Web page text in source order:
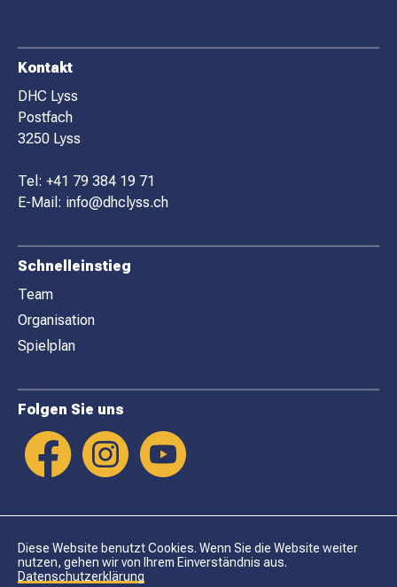
F
O
O
T
E
R
Kontakt
DHC Lyss
Postfach
3250 Lyss
Tel: +41 79 384 19 71
E-Mail: info@dhclyss.ch
Schnelleinstieg
Team
Organisation
Spielplan
Folgen Sie uns
Diese Website benutzt Cookies. Wenn Sie die Website weiter
nutzen, gehen wir von Ihrem Einverständnis aus.
Datenschutzerklärung